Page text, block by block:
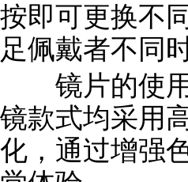
按即可更换不
足佩戴者不同
镜片的使用
镜款式均采用
化，通过增强